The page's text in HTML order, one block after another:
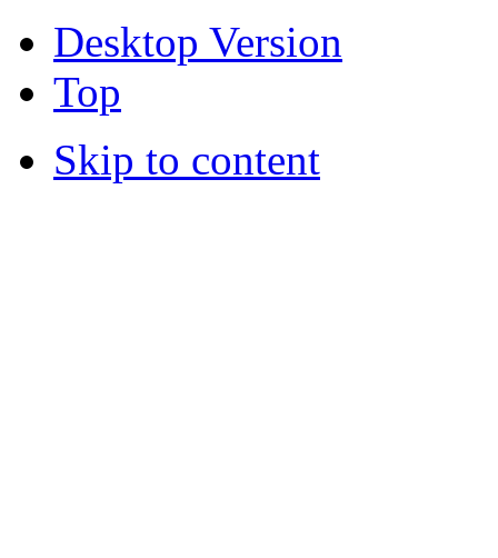
Desktop Version
Top
Skip to content